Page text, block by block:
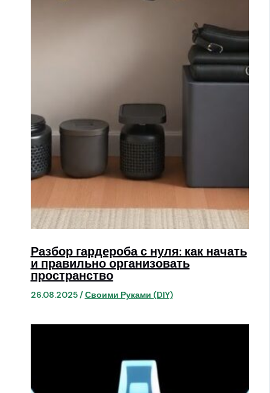
Разбор гардероба с нуля: как начать
и правильно организовать
пространство
26.08.2025/Своими Руками (DIY)